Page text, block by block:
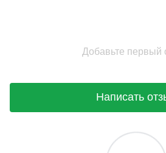
Добавьте первый
Написать